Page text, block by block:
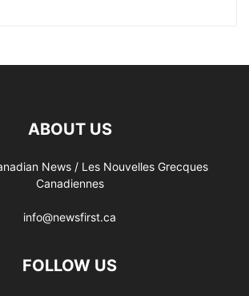
ABOUT US
News / Les Nouvelles Grecques
Canadiennes
info@newsfirst.ca
FOLLOW US